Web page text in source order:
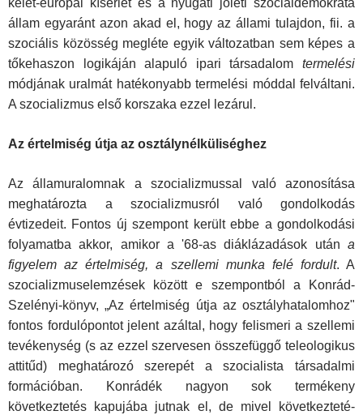
kelet-európai kísérlet és a nyugati jóléti szociáldemokrata
állam egyaránt azon akad el, hogy az állami tulajdon, fii. a
szo­ciális közösség megléte egyik változatban sem képes a
tőke­haszon logikáján alapuló ipari társadalom termelési
módjának uralmát hatékonyabb termelési móddal felváltani.
A szocializ­mus első korszaka ezzel lezárul.
Az értelmiség útja az osztálynélküliséghez
Az államuralomnak a szocializmussal való azonosítása
meg­határozta a szocializmusról való gondolkodás
évtizedeit. Fon­tos új szempont került ebbe a gondolkodási
folyamatba akkor, amikor a '68-as diáklázadások után a
figyelem az értelmiség, a szellemi munka felé fordult. A
szocializmuselemzések kö­zött e szempontból a Konrád-
Szelényi-könyv, „Az értelmiség útja az osztályhatalomhoz"
fontos fordulópontot jelent azáltal, hogy felismeri a szellemi
tevékenység (s az ezzel szervesen összefüggő teleologikus
attitűd) meghatározó szerepét a szo­cialista társadalmi
formációban. Konrádék nagyon sok termé­keny
következtetés kapujába jutnak el, de mivel következteté­